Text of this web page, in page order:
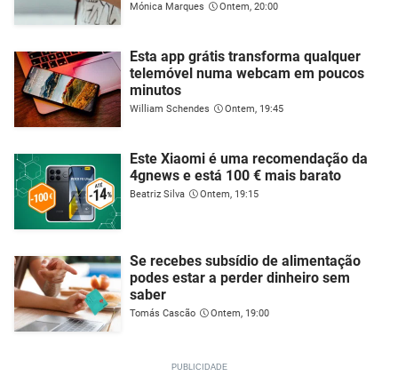
Mónica Marques Ontem, 20:00
Esta app grátis transforma qualquer
telemóvel numa webcam em poucos
minutos
William Schendes Ontem, 19:45
Este Xiaomi é uma recomendação da
4gnews e está 100 € mais barato
Beatriz Silva Ontem, 19:15
Se recebes subsídio de alimentação
podes estar a perder dinheiro sem
saber
Tomás Cascão Ontem, 19:00